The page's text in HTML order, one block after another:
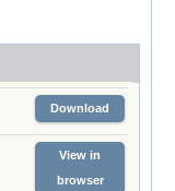
Download
View in
browser